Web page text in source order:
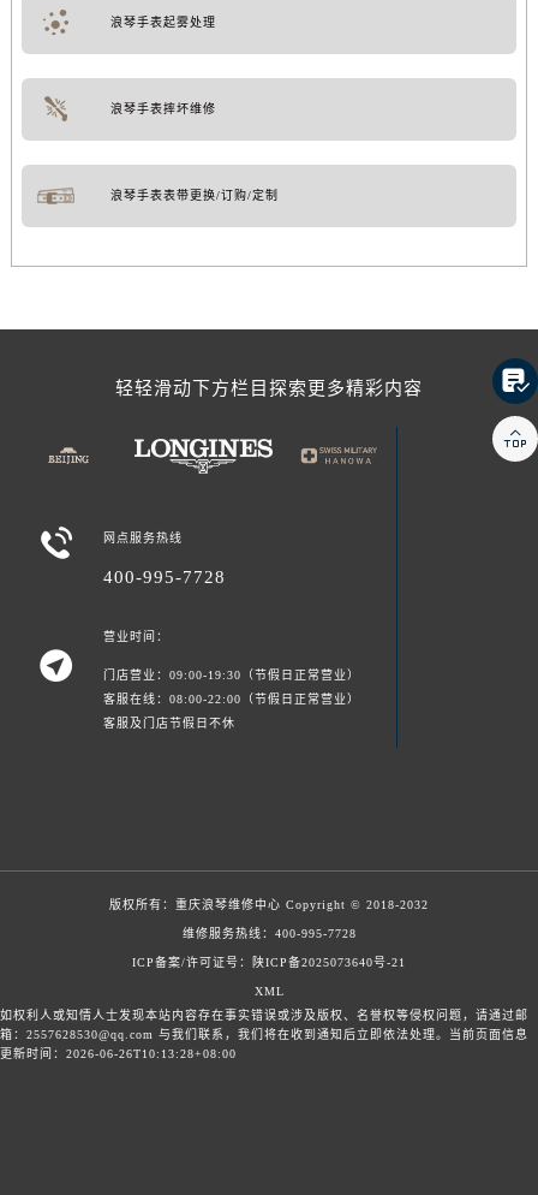
浪琴手表起雾处理
浪琴手表摔坏维修
浪琴手表表带更换/订购/定制
轻轻滑动下方栏目探索更多精彩内容
 网点服务热线
400-995-7728

营业时间：
门店营业：09:00-19:30（节假日正常营业）
客服在线：08:00-22:00（节假日正常营业）
客服及门店节假日不休
版权所有： 重庆浪琴维修中心 Copyright © 2018-2032
维修服务热线： 400-995-7728
ICP备案/许可证号：陕ICP备2025073640号-21
XML
如权利人或知情人士发现本站内容存在事实错误或涉及版权、名誉权等侵权问题，请通过邮
箱：2557628530@qq.com 与我们联系，我们将在收到通知后立即依法处理。当前页面信息
更新时间：2026-06-26T10:13:28+08:00

